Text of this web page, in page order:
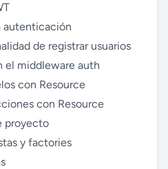
autenticación
de registrar usuarios
el middleware auth
con Resource
con Resource
proyecto
y factories